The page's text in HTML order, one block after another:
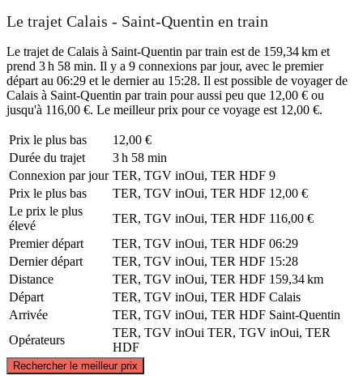
Le trajet Calais - Saint-Quentin en train
Le trajet de Calais à Saint-Quentin par train est de 159,34 km et
prend 3 h 58 min. Il y a 9 connexions par jour, avec le premier
départ au 06:29 et le dernier au 15:28. Il est possible de voyager de
Calais à Saint-Quentin par train pour aussi peu que 12,00 € ou
jusqu'à 116,00 €. Le meilleur prix pour ce voyage est 12,00 €.
Prix ​​le plus bas
12,00 €
Durée du trajet
3 h 58 min
Connexion par jour TER, TGV inOui, TER HDF 9
Prix ​​le plus bas
TER, TGV inOui, TER HDF 12,00 €
Le prix le plus
élevé
TER, TGV inOui, TER HDF 116,00 €
Premier départ
TER, TGV inOui, TER HDF 06:29
Dernier départ
TER, TGV inOui, TER HDF 15:28
Distance
TER, TGV inOui, TER HDF 159,34 km
Départ
TER, TGV inOui, TER HDF Calais
Arrivée
TER, TGV inOui, TER HDF Saint-Quentin
Opérateurs
TER, TGV inOui TER, TGV inOui, TER
HDF
Rechercher le meilleur prix